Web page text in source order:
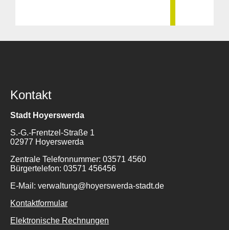
Kontakt
Stadt Hoyerswerda
S.-G.-Frentzel-Straße 1
02977 Hoyerswerda
Zentrale Telefonnummer: 03571 4560
Bürgertelefon: 03571 456456
E-Mail: verwaltung@hoyerswerda-stadt.de
Kontaktformular
Elektronische Rechnungen